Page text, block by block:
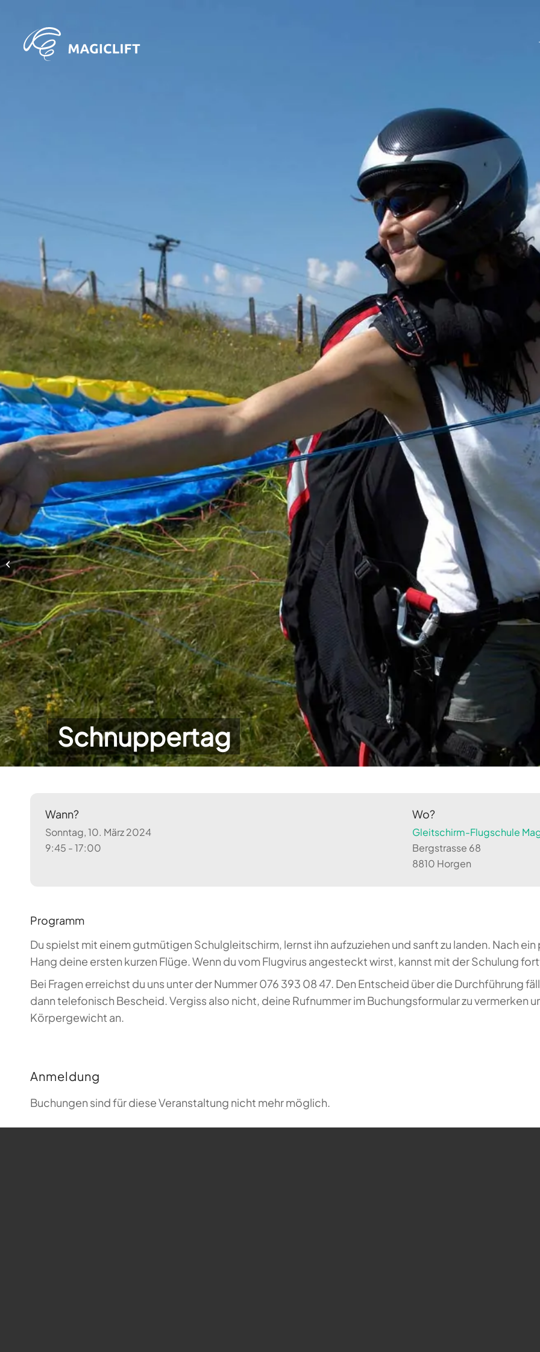
Schnuppertag
Wann?
Sonntag, 10. März 2024
9:45 - 17:00
Wo?
Gleitschirm-Flugschule
Bergstrasse 68
8810 Horgen
Programm
Du spielst mit einem gutmütigen Schulgleitschirm, lernst ihn aufzuziehen und sanft zu landen. Nach
Hang deine ersten kurzen Flüge. Wenn du vom Flugvirus angesteckt wirst, kannst mit der Schulung
Bei Fragen erreichst du uns unter der Nummer 076 393 08 47. Den Entscheid über die Durchführung
dann telefonisch Bescheid. Vergiss also nicht, deine Rufnummer im Buchungsformular zu vermerken
Körpergewicht an.
Anmeldung
Buchungen sind für diese Veranstaltung nicht mehr möglich.
Schnuppertag